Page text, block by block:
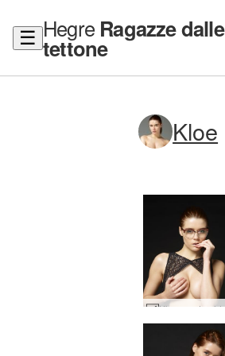
☰ Hegre Ragazze dalle
tettone
Kloe